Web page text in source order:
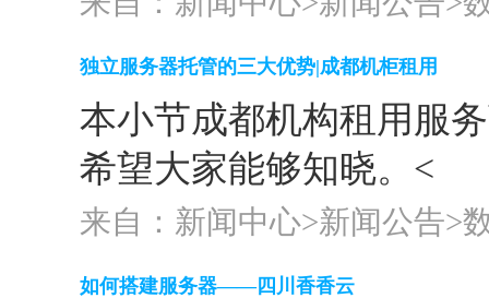
独立服务器托管的三大优势|成都机柜租用
本小节成都机构租用服
希望大家能够知晓。<
来自：新闻中心>新闻公告>
如何搭建服务器——四川香香云